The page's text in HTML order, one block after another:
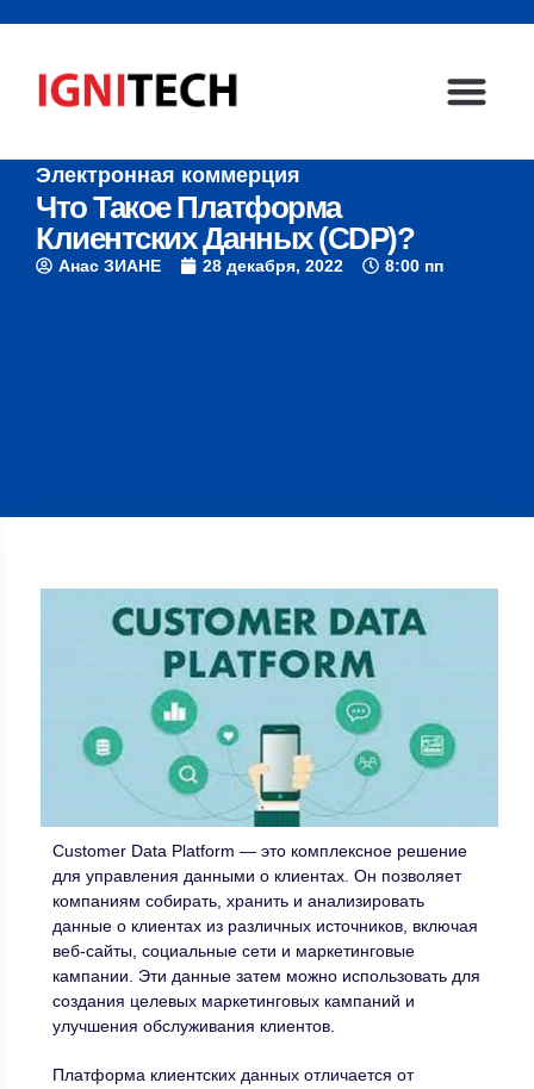
Электронная коммерция
Что Такое Платформа
Клиентских Данных (CDP)?
Анас ЗИАНЕ 28 декабря, 2022 8:00 пп
Customer Data Platform — это комплексное решение
для управления данными о клиентах. Он позволяет
компаниям собирать, хранить и анализировать
данные о клиентах из различных источников, включая
веб-сайты, социальные сети и маркетинговые
кампании. Эти данные затем можно использовать для
создания целевых маркетинговых кампаний и
улучшения обслуживания клиентов.
Платформа клиентских данных отличается от